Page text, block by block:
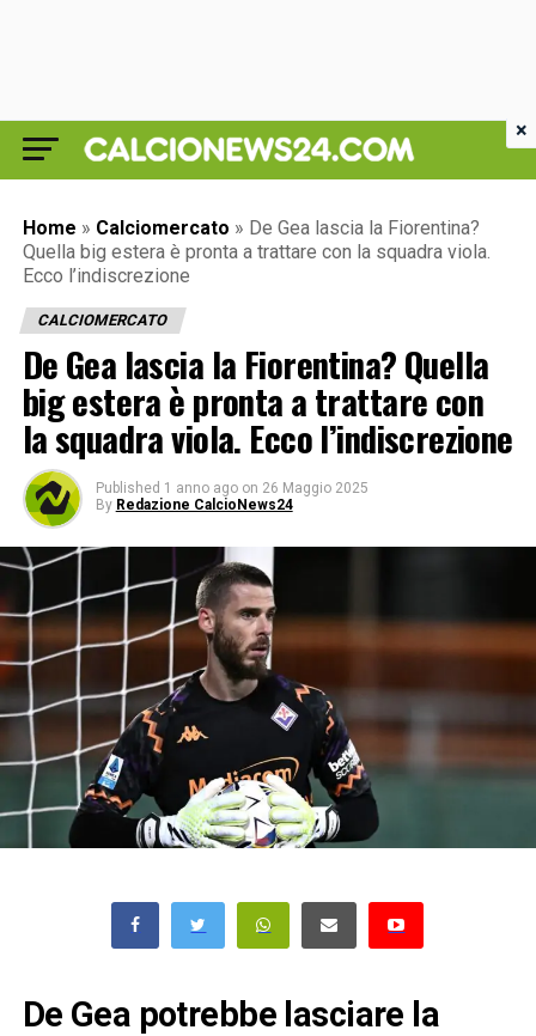
Home » Calciomercato » De Gea lascia la Fiorentina?
Quella big estera è pronta a trattare con la squadra viola.
Ecco l’indiscrezione
CALCIOMERCATO
De Gea lascia la Fiorentina? Quella
big estera è pronta a trattare con
la squadra viola. Ecco l’indiscrezione
Published 1 anno ago on 26 Maggio 2025
By Redazione CalcioNews24
De Gea potrebbe lasciare la
×